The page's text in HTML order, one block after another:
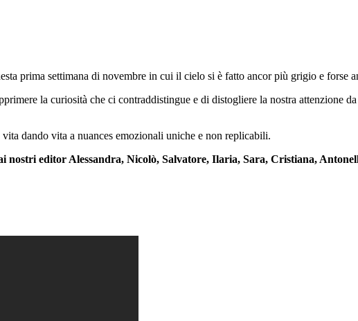
prima settimana di novembre in cui il cielo si è fatto ancor più grigio e forse
la curiosità che ci contraddistingue e di distogliere la nostra attenzione
dando vita a nuances emozionali uniche e non replicabili.
nostri editor Alessandra, Nicolò, Salvatore, Ilaria, Sara, Cristiana,